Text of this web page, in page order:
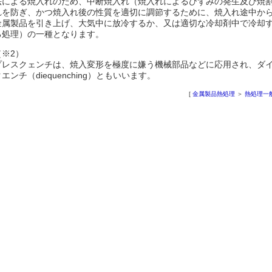
を防ぎ、かつ焼入れ後の性質を適切に調節するために、焼入れ途中から
属製品を引き上げ、大気中に放冷するか、又は適切な冷却剤中で冷却
理）の一種となります。
）
レスクェンチは、焼入変形を極度に嫌う機械部品などに応用され、ダイ
エンチ（diequenching）ともいいます。
[ 金属製品熱処理 ＞ 熱処理一